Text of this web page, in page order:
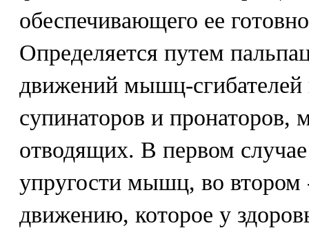
обеспечивающего ее
Определяется путем
движений мышц-сгибателей
супинаторов и
отводящих. В первом
упругости мышц, во втором
движению, которое у